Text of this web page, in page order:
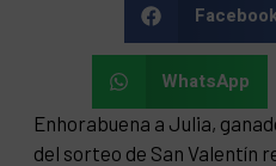
WhatsApp
Enhorabuena a Julia,
del sorteo de San Valentín